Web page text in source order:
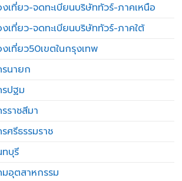
เที่ยว-จดทะเบียนบริษัททัวร์-ภาคเหนือ
เที่ยว-จดทะเบียนบริษัททัวร์-ภาคใต้
เที่ยว50เขตในกรุงเทพ
นายก
ปฐม
ราชสีมา
ศรีธรรมราช
บุรี
อุตสาหกรรม